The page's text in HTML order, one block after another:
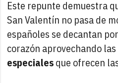
Este repunte demuestra
San Valentín no pasa de
españoles se decantan
corazón aprovechando las
especialesque ofrecen